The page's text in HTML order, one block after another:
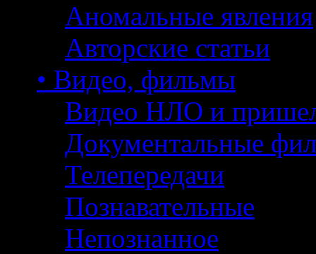
Аномальные явления
Авторские статьи
• Видео, фильмы
Видео НЛО и
Документальные
Телепередачи
Познавательные
Непознанное